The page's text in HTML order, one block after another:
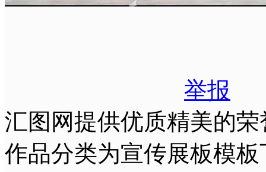
举报
汇图网提供优质精美的荣
作品分类为宣传展板模